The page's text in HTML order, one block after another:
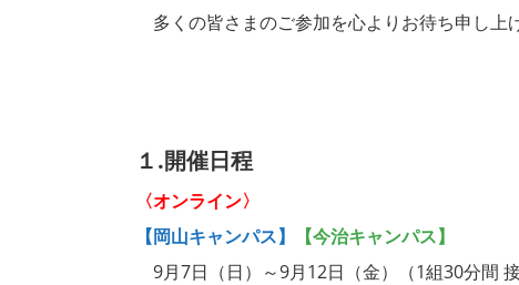
多くの皆さまのご参加を心よりお待ち申し上
１.開催日程
〈オンライン〉
【岡山キャンパス】
【今治キャンパス】
9月7日（日）～9月12日（金）（1組30分間